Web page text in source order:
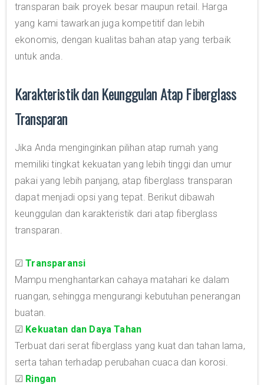
transparan baik proyek besar maupun retail. Harga
yang kami tawarkan juga kompetitif dan lebih
ekonomis, dengan kualitas bahan atap yang terbaik
untuk anda.
Karakteristik dan Keunggulan Atap Fiberglass
Transparan
Jika Anda menginginkan pilihan atap rumah yang
memiliki tingkat kekuatan yang lebih tinggi dan umur
pakai yang lebih panjang, atap fiberglass transparan
dapat menjadi opsi yang tepat. Berikut dibawah
keunggulan dan karakteristik dari atap fiberglass
transparan.
☑Transparansi
Mampu menghantarkan cahaya matahari ke dalam
ruangan, sehingga mengurangi kebutuhan penerangan
buatan.
☑ Kekuatan dan Daya Tahan
Terbuat dari serat fiberglass yang kuat dan tahan lama,
serta tahan terhadap perubahan cuaca dan korosi.
☑ Ringan